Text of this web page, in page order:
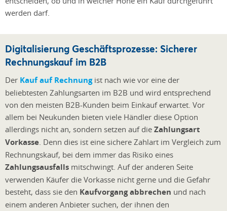
werden darf.
Digitalisierung Geschäftsprozesse: Sicherer
Rechnungskauf im B2B
Der Kauf auf Rechnungist nach wie vor eine der
beliebtesten Zahlungsarten im B2B und wird entsprechend
von den meisten B2B-Kunden beim Einkauf erwartet. Vor
allem bei Neukunden bieten viele Händler diese Option
allerdings nicht an, sondern setzen auf die Zahlungsart
Vorkasse. Denn dies ist eine sichere Zahlart im Vergleich zum
Rechnungskauf, bei dem immer das Risiko eines
Zahlungsausfalls mitschwingt. Auf der anderen Seite
verwenden Käufer die Vorkasse nicht gerne und die Gefahr
besteht, dass sie den Kaufvorgang abbrechen und nach
einem anderen Anbieter suchen, der ihnen den